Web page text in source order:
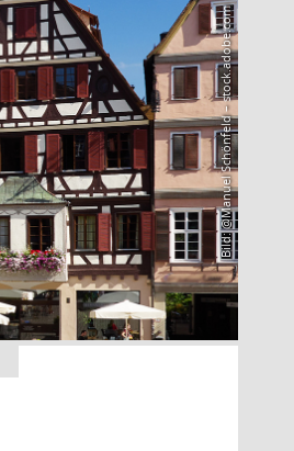
Bild: @Manuel Schönfeld – stock.adobe.com